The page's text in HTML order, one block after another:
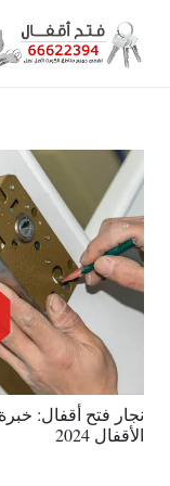
نجار فتح أقفال:
الأقفال 2024